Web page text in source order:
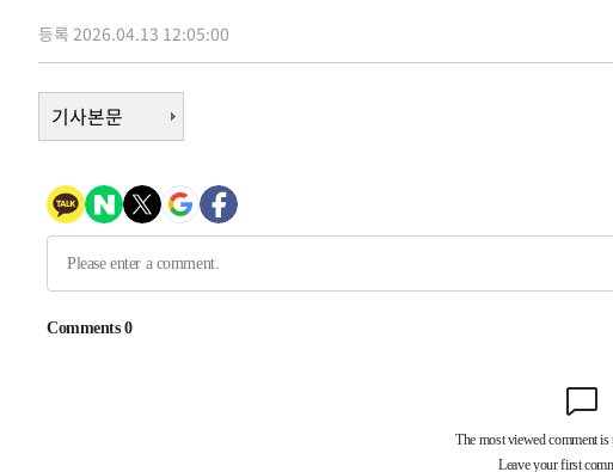
-5473초 전 >
"여기 떨어졌다"…다누리, 스페이스X 로켓 달 충돌 흔적 포착
1시간 전 >내일까지 39도 '펄펄'…기상청 "태풍 지나며 폭염 잠시 꺾인다"
1시간 전 >트럼프, 한국계 진보 주지사 후보 맹공…"공산주의가 최대 위협"
1시간 전 >
-31873초 전 >축구협회, 15년 전 심판 성 접대 파문에 "현재는 내부 지침 준수"
-30558초 전 >
[속보]합참 "북, 동해상으로 미상 발사체 발사"
등록 2026.04.13 12:05:00
기사본문